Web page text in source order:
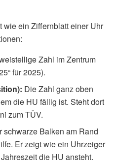
wie ein Ziffernblatt einer Uhr
Zahl im Zentrum
für 2025).
Die Zahl ganz oben
die HU fällig ist. Steht dort
zum TÜV.
schwarze Balken am Rand
Er zeigt wie ein Uhrzeiger
die HU ansteht.